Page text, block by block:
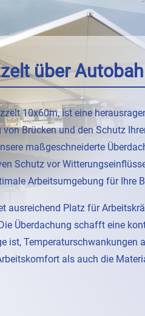
über
10x60m, ist eine
von Brücken und den Schutz
maßgeschneiderte
Schutz vor
Arbeitsumgebung für Ihre
ausreichend Platz für
Überdachung schafft eine
ist, Temperaturschwankungen
als auch die